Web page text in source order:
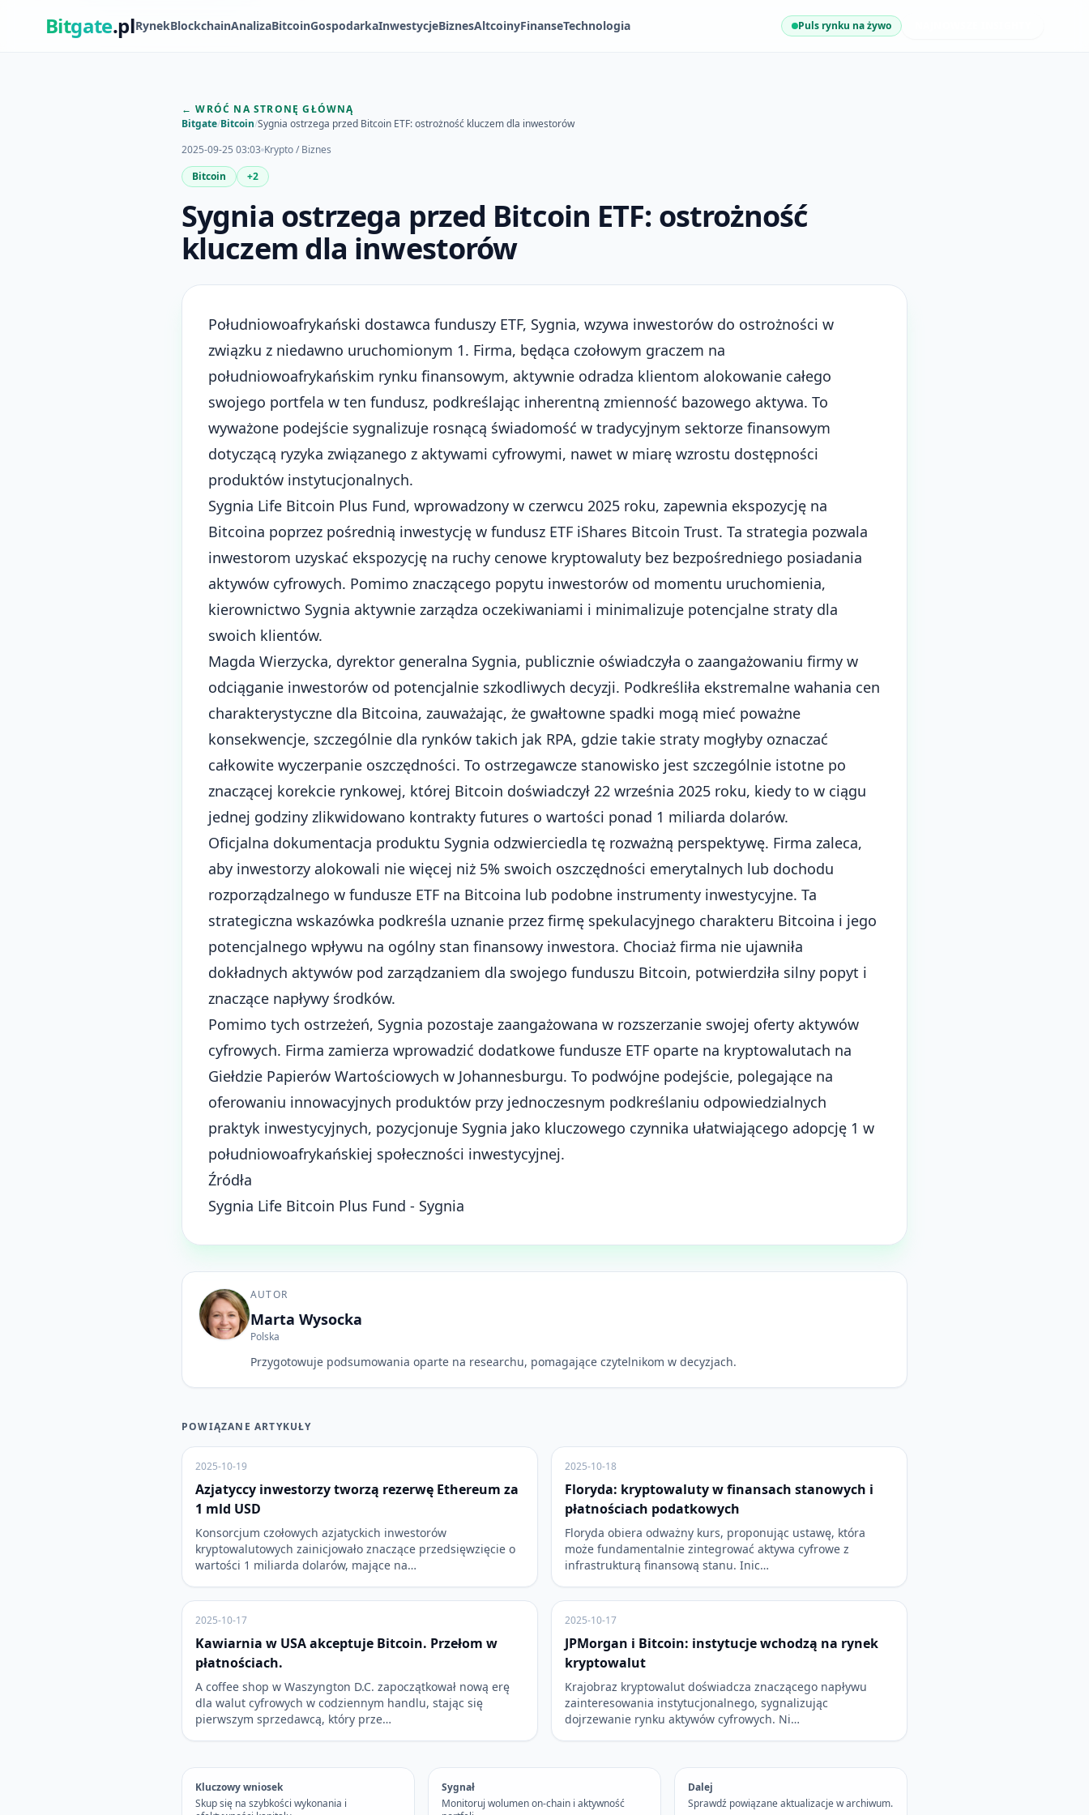
Bitgate.plRynekBlockchainAnalizaBitcoinGospodarkaInwestycjeBiznesAltcoinyFinanseTechnologia Puls rynku na żywo
← WRÓĆ NA STRONĘ GŁÓWNĄ
Bitgate/Bitcoin/Sygnia ostrzega przed Bitcoin ETF: ostrożność kluczem dla inwestorów
2025-09-25 03:03 Krypto / Biznes
Bitcoin
+2
Sygnia ostrzega przed Bitcoin ETF: ostrożność
kluczem dla inwestorów
Południowoafrykański dostawca funduszy ETF, Sygnia, wzywa inwestorów do ostrożności w
związku z niedawno uruchomionym 1. Firma, będąca czołowym graczem na
południowoafrykańskim rynku finansowym, aktywnie odradza klientom alokowanie całego
swojego portfela w ten fundusz, podkreślając inherentną zmienność bazowego aktywa. To
wyważone podejście sygnalizuje rosnącą świadomość w tradycyjnym sektorze finansowym
dotyczącą ryzyka związanego z aktywami cyfrowymi, nawet w miarę wzrostu dostępności
produktów instytucjonalnych.
Sygnia Life Bitcoin Plus Fund, wprowadzony w czerwcu 2025 roku, zapewnia ekspozycję na
Bitcoina poprzez pośrednią inwestycję w fundusz ETF iShares Bitcoin Trust. Ta strategia pozwala
inwestorom uzyskać ekspozycję na ruchy cenowe kryptowaluty bez bezpośredniego posiadania
aktywów cyfrowych. Pomimo znaczącego popytu inwestorów od momentu uruchomienia,
kierownictwo Sygnia aktywnie zarządza oczekiwaniami i minimalizuje potencjalne straty dla
swoich klientów.
Magda Wierzycka, dyrektor generalna Sygnia, publicznie oświadczyła o zaangażowaniu firmy w
odciąganie inwestorów od potencjalnie szkodliwych decyzji. Podkreśliła ekstremalne wahania cen
charakterystyczne dla Bitcoina, zauważając, że gwałtowne spadki mogą mieć poważne
konsekwencje, szczególnie dla rynków takich jak RPA, gdzie takie straty mogłyby oznaczać
całkowite wyczerpanie oszczędności. To ostrzegawcze stanowisko jest szczególnie istotne po
znaczącej korekcie rynkowej, której Bitcoin doświadczył 22 września 2025 roku, kiedy to w ciągu
jednej godziny zlikwidowano kontrakty futures o wartości ponad 1 miliarda dolarów.
Oficjalna dokumentacja produktu Sygnia odzwierciedla tę rozważną perspektywę. Firma zaleca,
aby inwestorzy alokowali nie więcej niż 5% swoich oszczędności emerytalnych lub dochodu
rozporządzalnego w fundusze ETF na Bitcoina lub podobne instrumenty inwestycyjne. Ta
strategiczna wskazówka podkreśla uznanie przez firmę spekulacyjnego charakteru Bitcoina i jego
potencjalnego wpływu na ogólny stan finansowy inwestora. Chociaż firma nie ujawniła
dokładnych aktywów pod zarządzaniem dla swojego funduszu Bitcoin, potwierdziła silny popyt i
znaczące napływy środków.
Pomimo tych ostrzeżeń, Sygnia pozostaje zaangażowana w rozszerzanie swojej oferty aktywów
cyfrowych. Firma zamierza wprowadzić dodatkowe fundusze ETF oparte na kryptowalutach na
Giełdzie Papierów Wartościowych w Johannesburgu. To podwójne podejście, polegające na
oferowaniu innowacyjnych produktów przy jednoczesnym podkreślaniu odpowiedzialnych
praktyk inwestycyjnych, pozycjonuje Sygnia jako kluczowego czynnika ułatwiającego adopcję 1 w
południowoafrykańskiej społeczności inwestycyjnej.
Źródła
Sygnia Life Bitcoin Plus Fund - Sygnia
AUTOR
Marta Wysocka
Polska
Przygotowuje podsumowania oparte na researchu, pomagające czytelnikom w decyzjach.
POWIĄZANE ARTYKUŁY
2025-10-19
Azjatyccy inwestorzy tworzą rezerwę Ethereum za
1 mld USD
Konsorcjum czołowych azjatyckich inwestorów
kryptowalutowych zainicjowało znaczące przedsięwzięcie o
wartości 1 miliarda dolarów, mające na…
2025-10-18
Floryda: kryptowaluty w finansach stanowych i
płatnościach podatkowych
Floryda obiera odważny kurs, proponując ustawę, która
może fundamentalnie zintegrować aktywa cyfrowe z
infrastrukturą finansową stanu. Inic…
2025-10-17
Kawiarnia w USA akceptuje Bitcoin. Przełom w
płatnościach.
A coffee shop w Waszyngton D.C. zapoczątkował nową erę
dla walut cyfrowych w codziennym handlu, stając się
pierwszym sprzedawcą, który prze…
2025-10-17
JPMorgan i Bitcoin: instytucje wchodzą na rynek
kryptowalut
Krajobraz kryptowalut doświadcza znaczącego napływu
zainteresowania instytucjonalnego, sygnalizując
dojrzewanie rynku aktywów cyfrowych. Ni…
Kluczowy wniosek
Skup się na szybkości wykonania i
Sygnał
Monitoruj wolumen on-chain i aktywność
Dalej
Sprawdź powiązane aktualizacje w archiwum.